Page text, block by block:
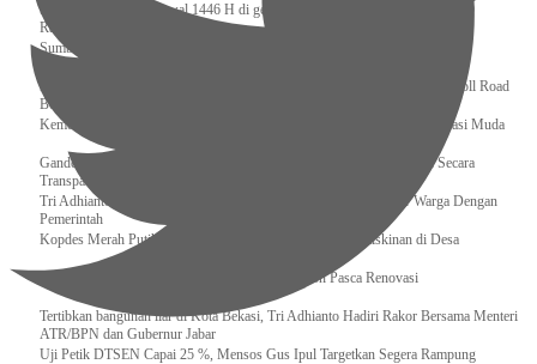
Sidang Isbat Awal Syawal 1446 H di gelar oleh Kementerian Agama pada 29
Ramadan
Sumber Daya Adalah Tantangan Penanganan Darurat Bencana di Daerah
Dukung Kelancaran Lalu Lintas Libur Idul Fitri 1446h / 2025m, Waskita Toll Road
Berlakukan Diskon Tarif Sebesar 20%
Kemenekraf – Kemeninves Perkuat Sinergi Demi Lapangan Kerja Generasi Muda
Gandeng KPK , Gus Ipul Memastikan Penyaluran Bansos Dilakukan Secara
Transparan dan Tepat Sasaran
Tri Adhianto Katakan : Tarling Sebagai Sarana Komunikasi Antar Warga Dengan
Pemerintah
Kopdes Merah Putih Instrumen Penting Pengentasan Kemiskinan di Desa
Presiden, Prabowo Subianto Resmikan 17 Stadion Pasca Renovasi
Tertibkan bangunan liar di Kota Bekasi, Tri Adhianto Hadiri Rakor Bersama Menteri
ATR/BPN dan Gubernur Jabar
Uji Petik DTSEN Capai 25 %, Mensos Gus Ipul Targetkan Segera Rampung